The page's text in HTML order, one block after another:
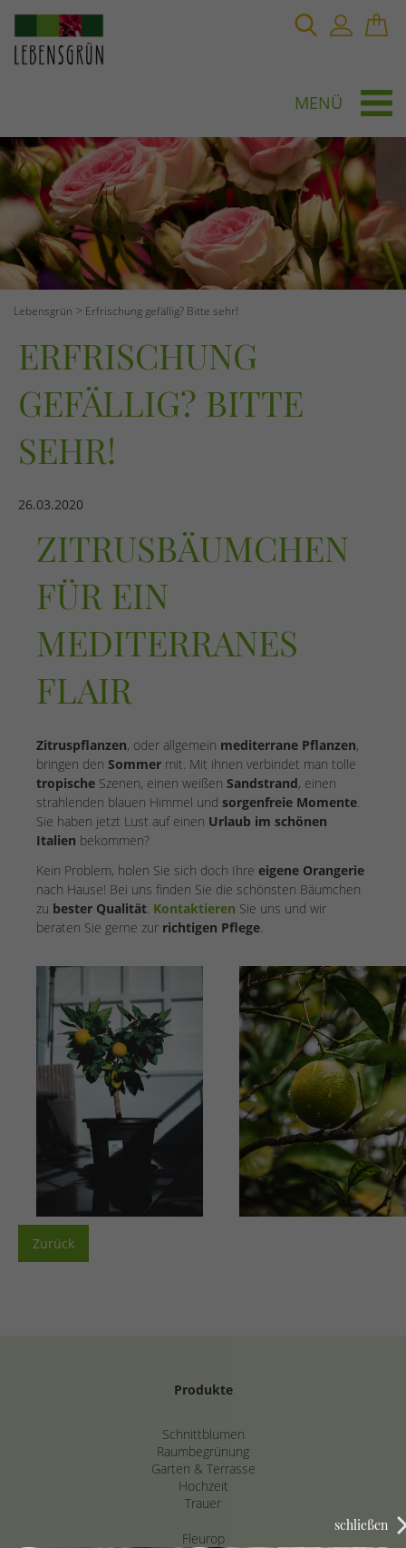
MENÜ
Lebensgrün Erfrischung gefällig? Bitte sehr!
ERFRISCHUNG
GEFÄLLIG? BITTE
SEHR!
26.03.2020
ZITRUSBÄUMCHEN
FÜR EIN
MEDITERRANES
FLAIR
Zitruspflanzen, oder allgemein mediterrane Pflanzen,
bringen den Sommer mit. Mit ihnen verbindet man tolle
tropische Szenen, einen weißen Sandstrand, einen
strahlenden blauen Himmel und sorgenfreie Momente
Sie haben jetzt Lust auf einen Urlaub im schönen
Italien bekommen?
Kein Problem, holen Sie sich doch Ihre eigene Orangerie
nach Hause! Bei uns finden Sie die schönsten Bäumchen
zu bester Qualität Kontaktieren Sie uns und wir
beraten Sie gerne zur richtigen Pflege
Zurück
Produkte
Schnittblumen
Raumbegrünung
Garten & Terrasse
Hochzeit
Trauer
Fleurop
schließen